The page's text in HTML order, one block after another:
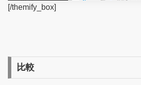
[/themify_box]
比較